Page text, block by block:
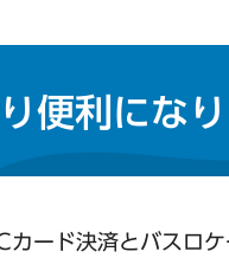
便利にな
ード決済とバスロケ